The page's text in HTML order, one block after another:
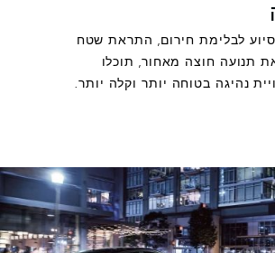
לבלימת חירום, התראת שטח
תנועה חוצה מאחור, תוכלו
נהיגה בטוחה יותר וקלה יותר.